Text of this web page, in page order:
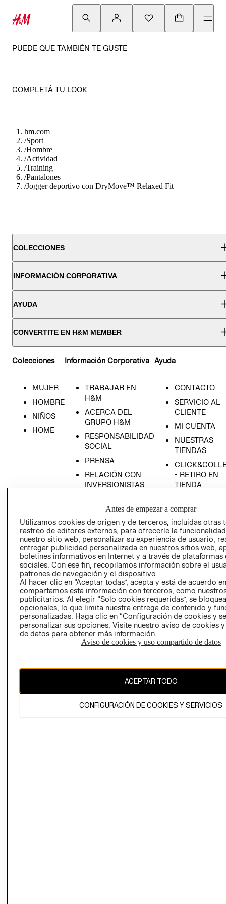
PUEDE QUE TAMBIÉN TE GUSTE
COMPLETÁ TU LOOK
hm.com
/Sport
/Hombre
/Actividad
/Training
/Pantalones
/Jogger deportivo con DryMove™ Relaxed Fit
COLECCIONES
INFORMACIÓN CORPORATIVA
AYUDA
CONVERTITE EN H&M MEMBER
Colecciones
MUJER
HOMBRE
NIÑOS
HOME
Información Corporativa
TRABAJAR EN
H&M
ACERCA DEL
GRUPO H&M
RESPONSABILIDAD
SOCIAL
PRENSA
RELACIÓN CON
INVERSIONISTAS
EMPRESARIAL
Ayuda
CONTACTO
SERVICIO AL
CLIENTE
MI CUENTA
NUESTRAS
TIENDAS
- RETIRO EN
TIENDA
CONDICIONES
AVISO DE
PRIVACIDAD
GIFT CARD
AVISO DE
El contenido de esta página web está protegido por copyright y es
Antes de empezar a comprar
Utilizamos cookies de origen y de terceros, incluidas otras
rastreo de editores externos, para ofrecerle la
nuestro sitio web, personalizar su experiencia de usuario,
entregar publicidad personalizada en nuestros sitios web,
boletines informativos en Internet y a través de plataformas
sociales. Con ese fin, recopilamos información sobre el
patrones de navegación y el dispositivo.
Al hacer clic en “Aceptar todas”, acepta y está de acuerdo
compartamos esta información con terceros, como
publicitarios. Al elegir “Solo cookies requeridas”, se
opcionales, lo que limita nuestra entrega de contenido y
personalizadas. Haga clic en “Configuración de cookies y
personalizar sus opciones. Visite nuestro aviso de cookies
de datos para obtener más información.
Aviso de cookies y uso compartido de datos
ACEPTAR TODO
CONFIGURACIÓN DE COOKIES Y SERVICIOS